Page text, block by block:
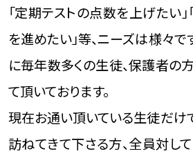
「生徒のめんどうみ」へ
いします。
「定期テストの点数を上げたい
を進めたい」等、ニーズは様々で